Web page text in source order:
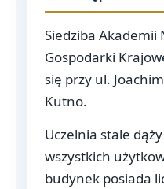
Siedziba Akademii
Gospodarki
się przy ul.
Kutno.
Uczelnia stale
wszystkich
budynek posiada